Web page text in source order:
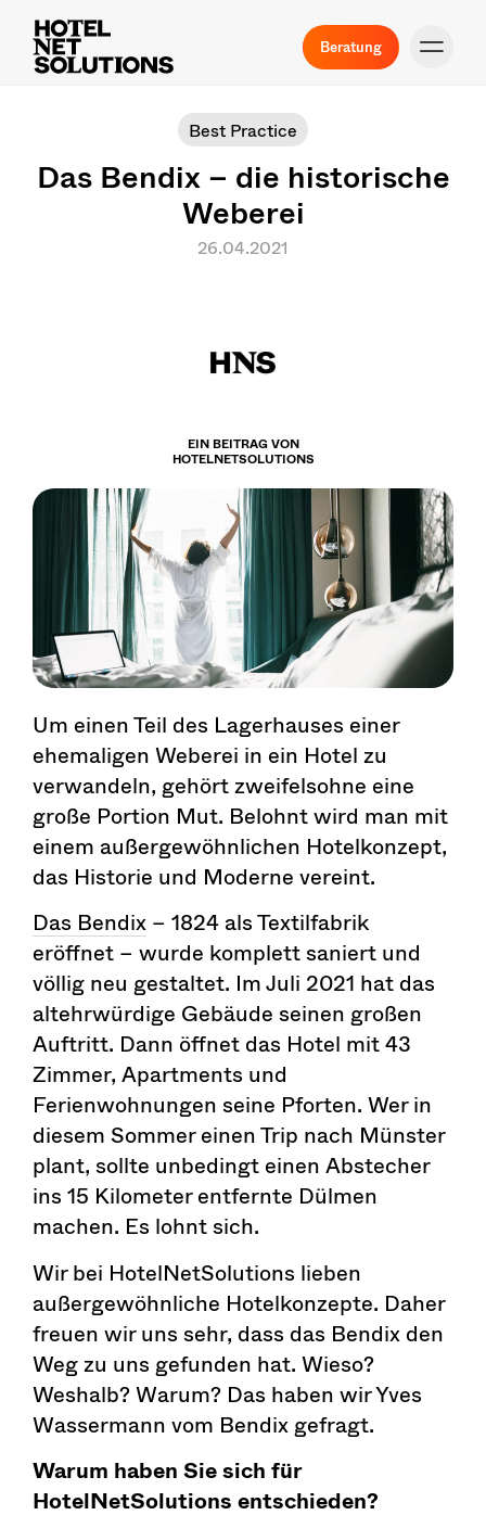
Beratung
Best Practice
Das Bendix – die historische
Weberei
26.04.2021
EIN BEITRAG VON
HOTELNETSOLUTIONS
Um einen Teil des Lagerhauses einer
ehemaligen Weberei in ein Hotel zu
verwandeln, gehört zweifelsohne eine
große Portion Mut. Belohnt wird man mit
einem außergewöhnlichen Hotelkonzept,
das Historie und Moderne vereint.
Das Bendix– 1824 als Textilfabrik
eröffnet – wurde komplett saniert und
völlig neu gestaltet. Im Juli 2021 hat das
altehrwürdige Gebäude seinen großen
Auftritt. Dann öffnet das Hotel mit 43
Zimmer, Apartments und
Ferienwohnungen seine Pforten. Wer in
diesem Sommer einen Trip nach Münster
plant, sollte unbedingt einen Abstecher
ins 15 Kilometer entfernte Dülmen
machen. Es lohnt sich.
Wir bei HotelNetSolutions lieben
außergewöhnliche Hotelkonzepte. Daher
freuen wir uns sehr, dass das Bendix den
Weg zu uns gefunden hat. Wieso?
Weshalb? Warum? Das haben wir Yves
Wassermann vom Bendix gefragt.
Warum haben Sie sich für
HotelNetSolutions entschieden?